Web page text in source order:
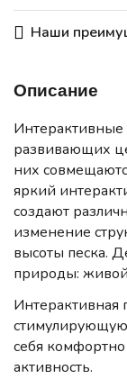
Наши
Описание
Интерактивные
развивающих
них
яркий
создают
изменение
высоты песка.
природы:
Интерактивная
стимулирующую
себя
активность.